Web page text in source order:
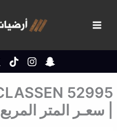
المحتوى
| سعـر المتر المربع